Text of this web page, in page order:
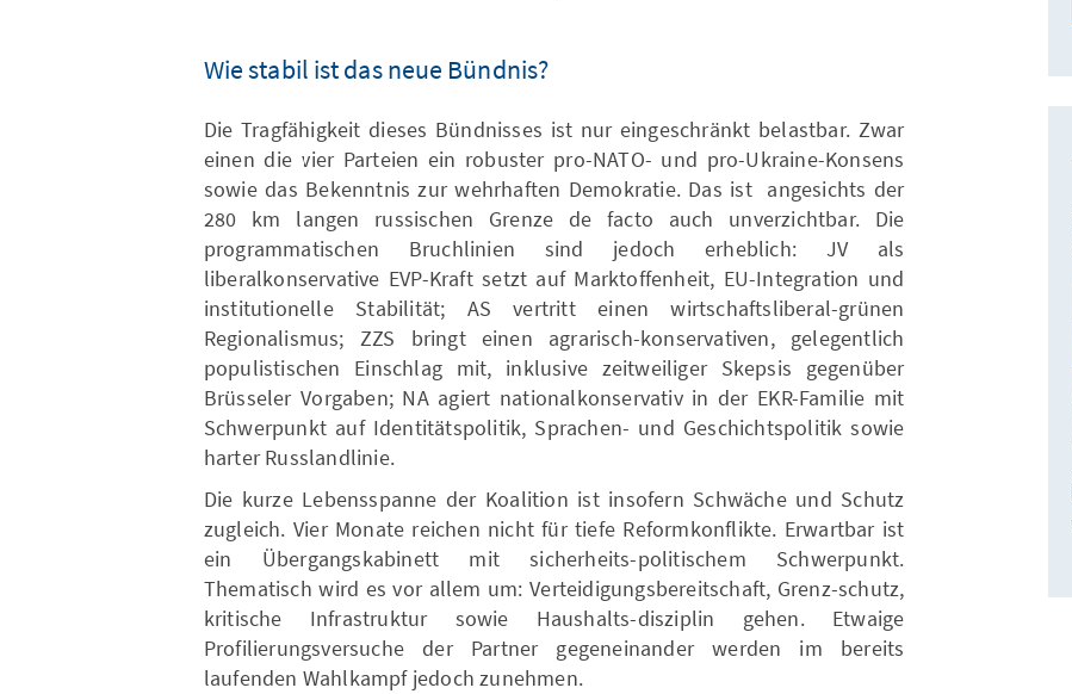
Wie stabil ist das neue Bündnis?
Die Tragfähigkeit dieses Bündnisses ist nur eingeschränkt belastbar. Zwar
einen die vier Parteien ein robuster pro-NATO- und pro-Ukraine-Konsens
sowie das Bekenntnis zur wehrhaften Demokratie. Das ist angesichts der
280 km langen russischen Grenze de facto auch unverzichtbar. Die
programmatischen Bruchlinien sind jedoch erheblich: JV als
liberalkonservative EVP-Kraft setzt auf Marktoffenheit, EU-Integration und
institutionelle Stabilität; AS vertritt einen wirtschaftsliberal-grünen
Regionalismus; ZZS bringt einen agrarisch-konservativen, gelegentlich
populistischen Einschlag mit, inklusive zeitweiliger Skepsis gegenüber
Brüsseler Vorgaben; NA agiert nationalkonservativ in der EKR-Familie mit
Schwerpunkt auf Identitätspolitik, Sprachen- und Geschichtspolitik sowie
harter Russlandlinie.
Die kurze Lebensspanne der Koalition ist insofern Schwäche und Schutz
zugleich. Vier Monate reichen nicht für tiefe Reformkonflikte. Erwartbar ist
ein Übergangskabinett mit sicherheits-politischem Schwerpunkt.
Thematisch wird es vor allem um: Verteidigungsbereitschaft, Grenz-schutz,
kritische Infrastruktur sowie Haushalts-disziplin gehen. Etwaige
Profilierungsversuche der Partner gegeneinander werden im bereits
laufenden Wahlkampf jedoch zunehmen.